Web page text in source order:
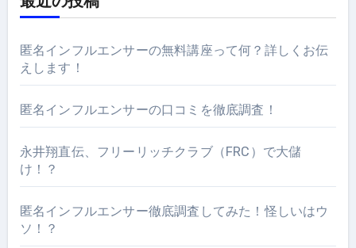
匿名インフルエンサーの無料講座って何？詳しくお伝
えします！
匿名インフルエンサーの口コミを徹底調査！
永井翔直伝、フリーリッチクラブ（FRC）で大儲
け！？
匿名インフルエンサー徹底調査してみた！怪しいはウ
ソ！？